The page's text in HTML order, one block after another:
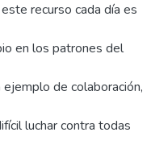
recurso cada día es
en los patrones del
de colaboración,
luchar contra todas